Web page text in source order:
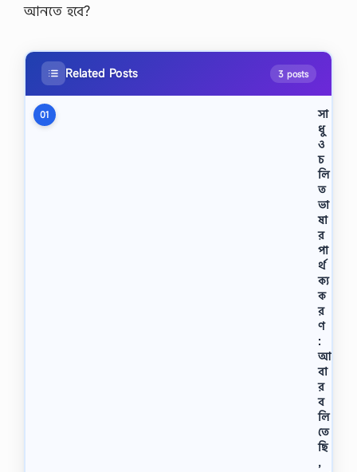
আনতে হবে?
Related Posts 3 posts
01
সা
ধু
ও
চ
লি
ত
ভা
ষা
র
পা
র্থ
ক্য
ক
র
ণ
:
আ
বা
র
ব
লি
তে
ছি
,